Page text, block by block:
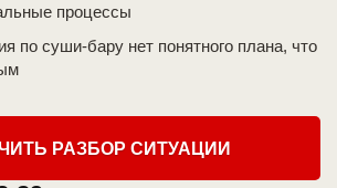
процессы
по суши-бару нет понятного плана, что
РАЗБОР СИТУАЦИИ